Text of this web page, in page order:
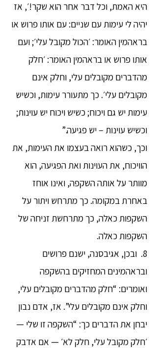
היא האמת, וכל דבר אחר הוא שקר!׳, אז
יהיה לי עימות עם שניים: עם אותו פרוש או
בראהמין האומר: ׳הכול מקובל עלי׳; ועם
אותו פרוש או בראהמין האומר: ׳חלק
מהדברים מקובלים עלי, וחלק אינם
מקובלים עלי׳. כך מתעורר עימות, וכשיש
עימות יש גם ויכוח; כשיש ויכוח יש עוינות;
וכשיש עוינות – יש פגיעה.”
וכך, כשהוא רואה בעצמו את העימות, את
הוויכוח, את העוינות ואת הפגיעה, הוא
מוותר על אותה השקפה, ואינו אוחז
באחרת במקומה. כך מתרחש ויתור על
השקפות כאלה, כך מתרחשת זניחה של
השקפות כאלה.
8. ובכן, אגיבסנה, ישנם פרושים
ובראהמינים המחזיקים בהשקפה
ואומרים: “חלק מהדברים מקובלים עלי,
וחלק אינם מקובלים עלי”. אז, אדם נבון
יבחן את הדברים כך: “השקפה זו שלי —
׳חלק מקובל עלי, חלק לא׳ — אם אדבק